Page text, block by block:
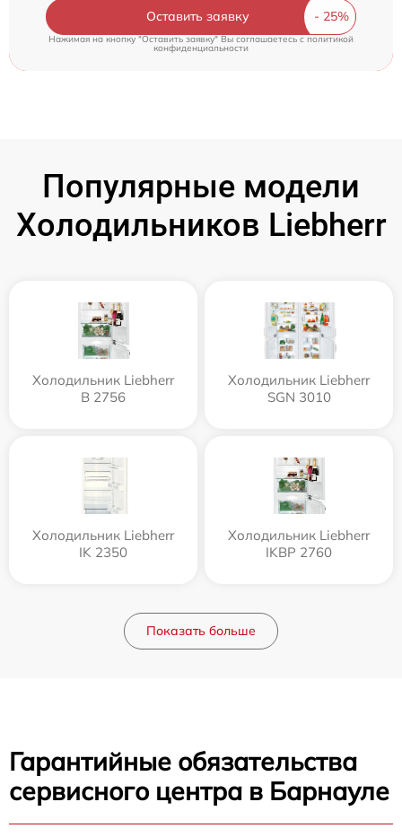
Оставить заявку
Нажимая на кнопку "Оставить заявку" Вы соглашаетесь cполитикой
конфиденциальности
Популярные модели
Холодильников Liebherr
Холодильник Liebherr
B 2756
Холодильник Liebherr
SGN 3010
Холодильник Liebherr
IK 2350
Холодильник Liebherr
IKBP 2760
Показать больше
Гарантийные обязательства
сервисного центра в Барнауле